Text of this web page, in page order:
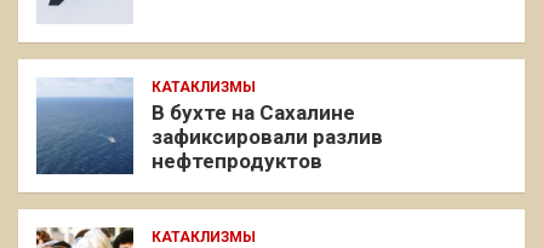
КАТАКЛИЗМЫ
В бухте на Сахалине
зафиксировали разлив
нефтепродуктов
КАТАКЛИЗМЫ